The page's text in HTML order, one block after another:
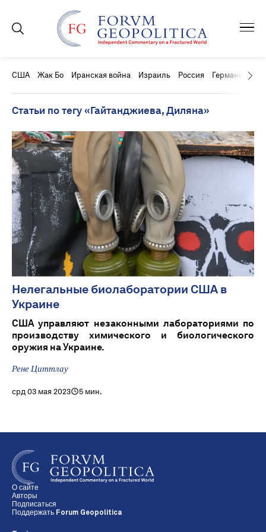
США Жак Бо Иранская война Израиль Россия Германия
Статьи по тегу «Гайтанджиева, Диляна»
Нелегальные биолаборатории США в
Украине
США управляют незаконными лабораториями по
производству химического и биологического
оружия на Украине.
Рене Циттлау
срд 03 мая 2023 5 мин.
О сайте
Авторы
Подписаться
Поддержать Forum Geopolitica